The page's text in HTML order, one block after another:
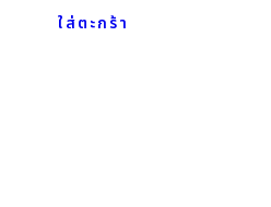
ใส่ตะกร้า